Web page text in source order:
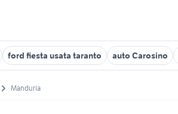
ford fiesta usata taranto auto Carosino
Manduria